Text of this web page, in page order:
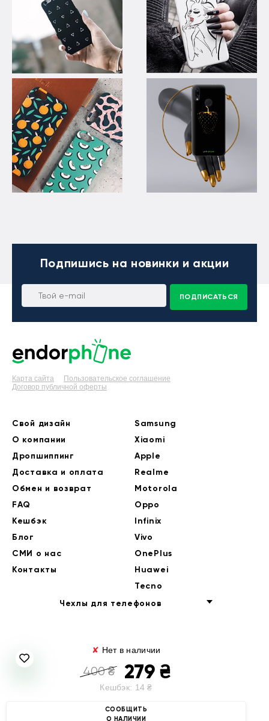
✘ Нет в наличии
400₴ 279 ₴
Кешбэк: 14 ₴
СООБЩИТЬ
О НАЛИЧИИ
Подпишись на новинки и акции
ПОДПИСАТЬСЯ
Карта сайта
Пользовательское соглашение
Договор публичной оферты
Свой дизайн
О компании
Дропшиппинг
Доставка и оплата
Обмен и возврат
FAQ
Кешбэк
Блог
СМИ о нас
Контакты
Samsung
Xiaomi
Apple
Realme
Motorola
Oppo
Infinix
Vivo
OnePlus
Huawei
Tecno
Чехлы для телефонов